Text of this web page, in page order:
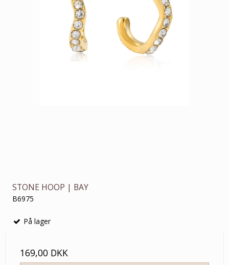
STONE HOOP | BAY
B6975
På lager
169,00 DKK